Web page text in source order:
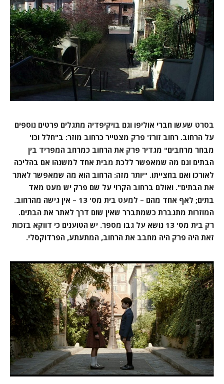
בסרט שעשו חברי אוליפו וגם בויקיפדיה מתגלים פרטים נוספים
על הרחוב. רחוב זורז' פרק מצטייר כרחוב מוזר: ב"חלל וכו'
מבחר מרחבים" מגדיר פרק את הרחוב כמרחב המפריד בין
הבתים וגם מה שמאפשר ללכת מבית אחד למשנהו אם בהליכה
לאורכו ואם בחצייתו. "יותר מזה: הרחוב הוא מה שמאפשר לאתר
את הבתים". ואולם ברחוב הקרוי על שם פרק יש מעט מאד
בתים; לאף אחד מהם – למעט בית מס' 13 – אין גישה מהרחוב.
המוזרות מתגברת כשמתברר שאין שום דרך לאתר את הבתים.
רק בית מס' 13 נושא על גבו מספר. יש הטוענים כי דווקא בזכות
זאת היה פרק היה מחבב את הרחוב, המתעתע, הפרדוקסלי.